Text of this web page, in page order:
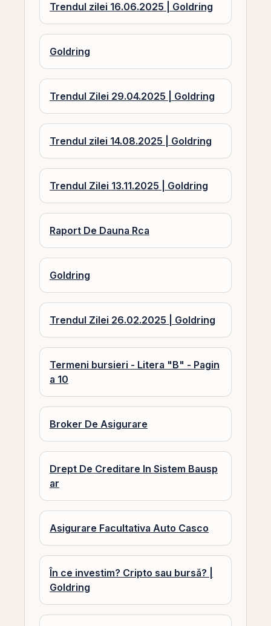
Trendul zilei 16.06.2025 | Goldring
Goldring
Trendul Zilei 29.04.2025 | Goldring
Trendul zilei 14.08.2025 | Goldring
Trendul Zilei 13.11.2025 | Goldring
Raport De Dauna Rca
Goldring
Trendul Zilei 26.02.2025 | Goldring
Termeni bursieri - Litera "B" - Pagin
a 10
Broker De Asigurare
Drept De Creditare In Sistem Bausp
ar
Asigurare Facultativa Auto Casco
În ce investim? Cripto sau bursă? |
Goldring